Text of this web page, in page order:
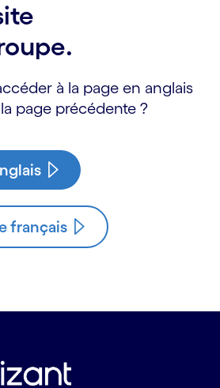
à la page en anglais
page précédente ?
français